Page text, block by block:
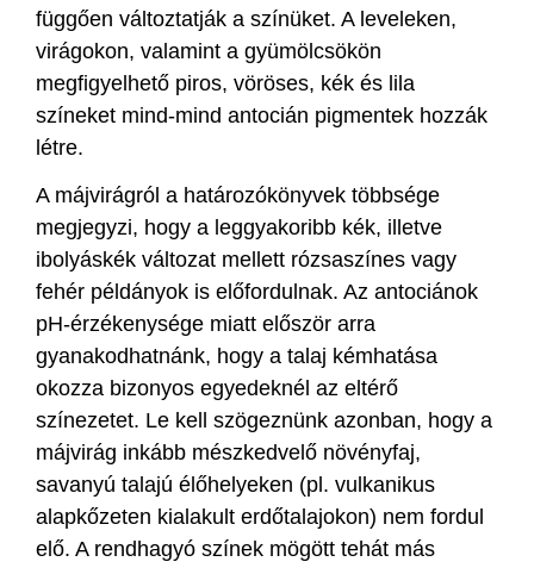
függően változtatják a színüket. A leveleken,
virágokon, valamint a gyümölcsökön
megfigyelhető piros, vöröses, kék és lila
színeket mind-mind antocián pigmentek hozzák
létre.
A májvirágról a határozókönyvek többsége
megjegyzi, hogy a leggyakoribb kék, illetve
ibolyáskék változat mellett rózsaszínes vagy
fehér példányok is előfordulnak. Az antociánok
pH-érzékenysége miatt először arra
gyanakodhatnánk, hogy a talaj kémhatása
okozza bizonyos egyedeknél az eltérő
színezetet. Le kell szögeznünk azonban, hogy a
májvirág inkább mészkedvelő növényfaj,
savanyú talajú élőhelyeken (pl. vulkanikus
alapkőzeten kialakult erdőtalajokon) nem fordul
elő. A rendhagyó színek mögött tehát más